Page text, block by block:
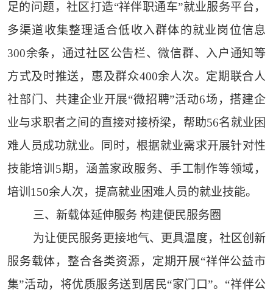
足的问题，社区打造“祥伴职通车”就业服务平台，
多渠道收集整理适合低收入群体的就业岗位信息
300余条，通过社区公告栏、微信群、入户通知等
方式及时推送，惠及群众400余人次。定期联合人
社部门、共建企业开展“微招聘”活动6场，搭建企
业与求职者之间的直接对接桥梁，帮助56名就业困
难人员成功就业。同时，根据就业需求开展针对性
技能培训5期，涵盖家政服务、手工制作等领域，
培训150余人次，提高就业困难人员的就业技能。
三、新载体延伸服务 构建便民服务圈
为让便民服务更接地气、更具温度，社区创新
服务载体，整合各类资源，定期开展“祥伴公益市
集”活动，将优质服务送到居民“家门口”。“祥伴公